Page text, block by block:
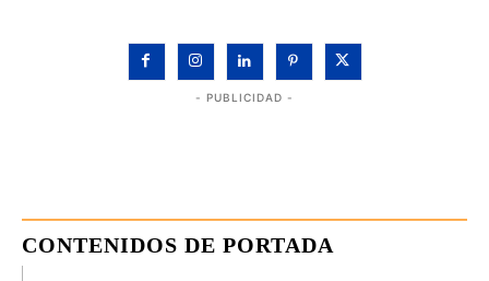
- PUBLICIDAD -
CONTENIDOS DE PORTADA